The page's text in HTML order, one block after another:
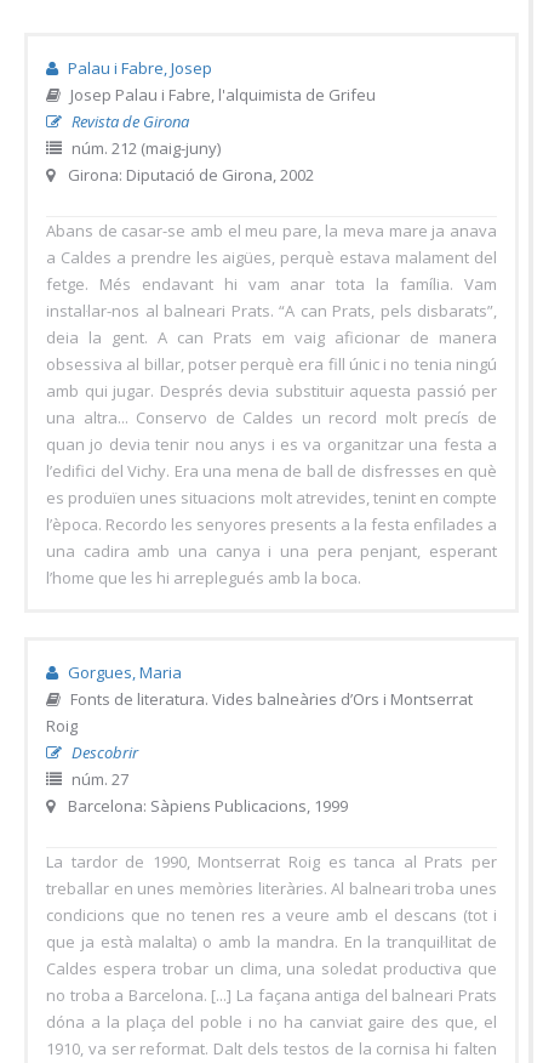
Palau i Fabre, Josep
Josep Palau i Fabre, l'alquimista de Grifeu
Revista de Girona
núm. 212 (maig-juny)
Girona: Diputació de Girona, 2002
Abans de casar-se amb el meu pare, la meva mare ja anava
a Caldes a prendre les aigües, perquè estava malament del
fetge. Més endavant hi vam anar tota la família. Vam
instal·lar-nos al balneari Prats. “A can Prats, pels disbarats”,
deia la gent. A can Prats em vaig aficionar de manera
obsessiva al billar, potser perquè era fill únic i no tenia ningú
amb qui jugar. Després devia substituir aquesta passió per
una altra... Conservo de Caldes un record molt precís de
quan jo devia tenir nou anys i es va organitzar una festa a
l’edifici del Vichy. Era una mena de ball de disfresses en què
es produïen unes situacions molt atrevides, tenint en compte
l’època. Recordo les senyores presents a la festa enfilades a
una cadira amb una canya i una pera penjant, esperant
l’home que les hi arreplegués amb la boca.
Gorgues, Maria
Fonts de literatura. Vides balneàries d’Ors i Montserrat
Roig
Descobrir
núm. 27
Barcelona: Sàpiens Publicacions, 1999
La tardor de 1990, Montserrat Roig es tanca al Prats per
treballar en unes memòries literàries. Al balneari troba unes
condicions que no tenen res a veure amb el descans (tot i
que ja està malalta) o amb la mandra. En la tranquil·litat de
Caldes espera trobar un clima, una soledat productiva que
no troba a Barcelona. [...] La façana antiga del balneari Prats
dóna a la plaça del poble i no ha canviat gaire des que, el
1910, va ser reformat. Dalt dels testos de la cornisa hi falten